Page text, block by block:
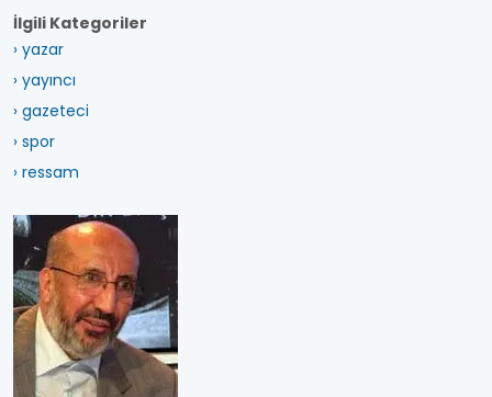
İlgili Kategoriler
› yazar
› yayıncı
› gazeteci
› spor
› ressam